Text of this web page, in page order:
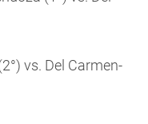
vs. Del Carmen-